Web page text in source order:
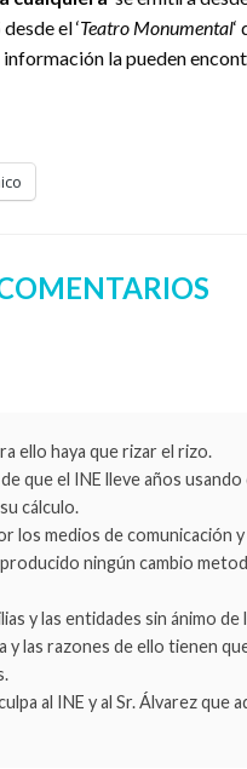
desde el ‘Teatro Monumental‘
la pueden
ello haya que rizar el rizo.
que el INE lleve años
cálculo.
los medios de comunicación
ningún cambio
y las entidades sin ánimo
las razones de ello tienen
al INE y al Sr. Álvarez que